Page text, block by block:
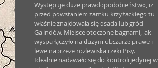
Występuje duże prawdopodobieństwo, iż
przed powstaniem zamku krzyżackiego tu
właśnie znajdowała się osada lub gród
Galindów. Miejsce otoczone bagnami, jak
wyspa łączyło na dużym obszarze prawe i
lewe nabrzeże rozlewiska rzeki Pisy.
Idealnie nadawało się do kontroli jedynej w